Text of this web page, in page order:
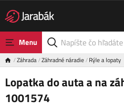
Menu
Záhrada Záhradné náradie Rýle a lopaty
Lopatka do auta a na
1001574